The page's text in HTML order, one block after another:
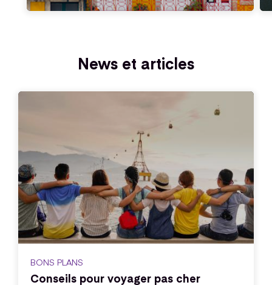
News et articles
BONS PLANS
Conseils pour voyager pas cher